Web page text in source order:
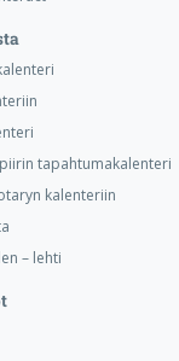
tapahtumakalenteri
kalenteriin
– lehti